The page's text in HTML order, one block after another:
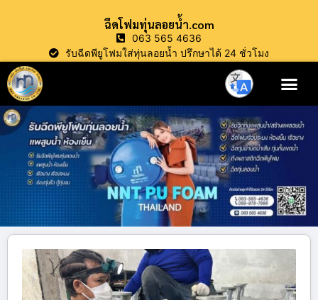
ฉีดโฟมทุ่นลอยน้ำ.com
063 565 4636
รับฉีดพียูโฟมใส่ทุ่นลอยน้ำ ปรึกษาได้ 24 ชั่วโมง